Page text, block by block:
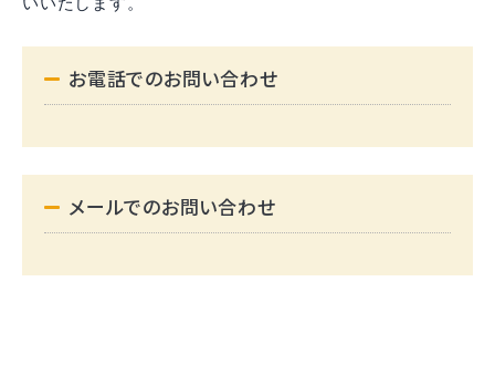
お電話でのお問い合わせ
メールでのお問い合わせ